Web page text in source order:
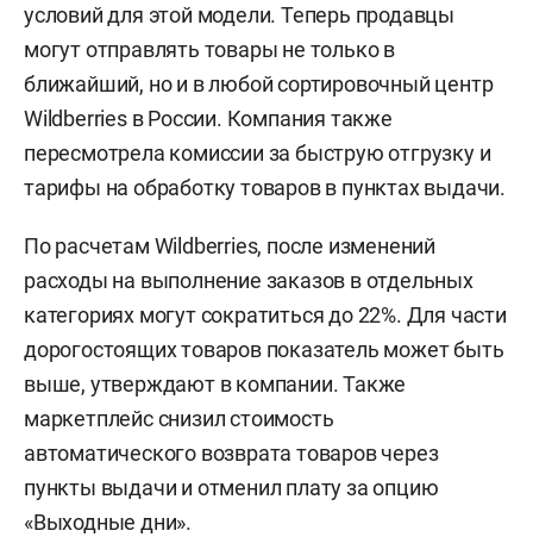
условий для этой модели. Теперь продавцы
могут отправлять товары не только в
ближайший, но и в любой сортировочный центр
Wildberries в России. Компания также
пересмотрела комиссии за быструю отгрузку и
тарифы на обработку товаров в пунктах выдачи.
По расчетам Wildberries, после изменений
расходы на выполнение заказов в отдельных
категориях могут сократиться до 22%. Для части
дорогостоящих товаров показатель может быть
выше, утверждают в компании. Также
маркетплейс снизил стоимость
автоматического возврата товаров через
пункты выдачи и отменил плату за опцию
«Выходные дни».